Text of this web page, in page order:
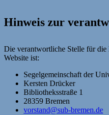
Hinweis zur
Die verantwortliche Stelle für die
Website ist:
Segelgemeinschaft der
Kersten Drücker
Bibliotheksstraße 1
28359 Bremen
vorstand@sub-bremen.de